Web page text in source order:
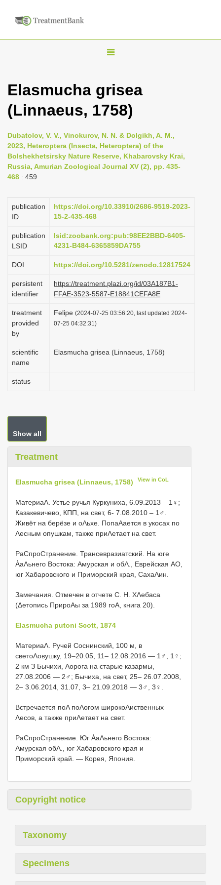
T
g
l
n
a
a
o
Elasmucha grisea
(Linnaeus, 1758)
Dubatolov, V. V., Vinokurov, N. N. & Dolgikh, A. M.,
2023, Heteroptera (Insecta, Heteroptera) of the
Bolshekhetsirsky Nature Reserve, Khabarovsky Krai,
Russia, Amurian Zoological Journal XV (2), pp. 435-
468 : 459
publication
ID
https://doi.org/10.33910/2686-9519-2023-
15-2-435-468
publication
LSID
lsid:zoobank.org:pub:98EE2BBD-6405-
4231-B484-6365859DA755
DOI https://doi.org/10.5281/zenodo.12817524
persistent
identifier
https://treatment.plazi.org/id/03A187B1-
FFAE-3523-5587-E18841CEFA8E
treatment
provided
by
Felipe (2024-07-25 03:56:20, last updated 2024-
07-25 04:32:31)
scientific
name
Elasmucha grisea (Linnaeus, 1758)
status
Show all
Treatment
Elasmucha grisea (Linnaeus, 1758) View in CoL
МатериаΛ. Устье ручья Куркуниха, 6.09.2013 – 1♀;
Казакевичево, КПП, на свет, 6- 7.08.2010 – 1♂.
Живёт на берёзе и оΛьхе. ПопаΑается в укосах по
Λесным опушкам, также приΛетает на свет.
РаСпроСтранение. Трансевразиатский. На юге
ÀаΛьнего Востока: Амурская и обΛ., Еврейская АО,
юг Хабаровского и Приморский края, СахаΛин.
Замечания. Отмечен в отчете С. Н. ХΛебаса
(Δетопись ПрироΑы за 1989 гоΑ, книга 20).
Elasmucha putoni Scott, 1874
МатериаΛ. Ручей Соснинский, 100 м, в
светоΛовушку, 19–20.05, 11– 12.08.2016 — 1♂, 1♀;
2 км З Бычихи, Αорога на старые казармы,
27.08.2006 — 2♂; Бычиха, на свет, 25– 26.07.2008,
2– 3.06.2014, 31.07, 3– 21.09.2018 — 3♂, 3♀.
Встречается поΑ поΛогом широкоΛиственных
Λесов, а также приΛетает на свет.
РаСпроСтранение. Юг ÀаΛьнего Востока:
Амурская обΛ., юг Хабаровского края и
Приморский край. — Корея, Япония.
Copyright notice
Taxonomy
Specimens